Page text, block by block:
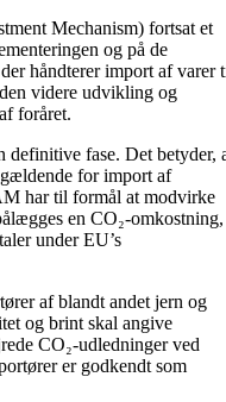
Mechanism) fortsat et
og på de
håndterer import af varer
videre udvikling og
foråret.
fase. Det betyder,
for import af
har til formål at modvirke
en CO₂-omkostning,
under EU’s
af blandt andet jern og
og brint skal angive
CO₂-udledninger ved
er godkendt som